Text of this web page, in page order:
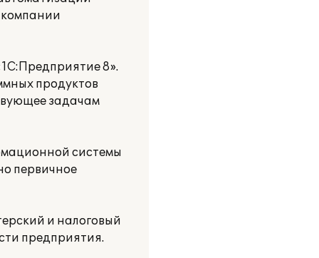
8».
продуктов
задачам
системы
первичное
и налоговый
предприятия.